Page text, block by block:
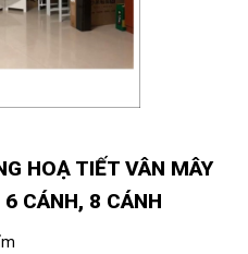
HOẠ TIẾT VÂN MÂY
CÁNH, 8 CÁNH